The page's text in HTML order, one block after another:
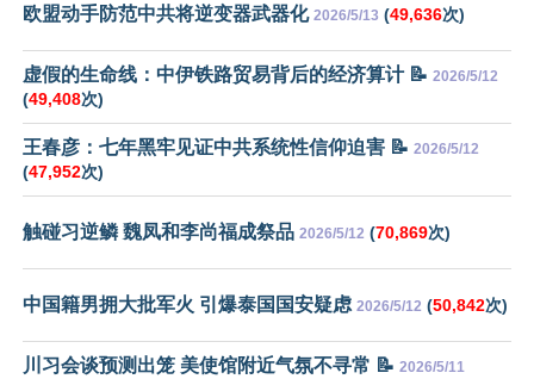
欧盟动手防范中共将逆变器武器化 2026/5/13 (49,636次)
虚假的生命线：中伊铁路贸易背后的经济算计 📝 2026/5/12
(49,408次)
王春彦：七年黑牢见证中共系统性信仰迫害 📝 2026/5/12
(47,952次)
触碰习逆鳞 魏凤和李尚福成祭品 2026/5/12 (70,869次)
中国籍男拥大批军火 引爆泰国国安疑虑 2026/5/12 (50,842次)
川习会谈预测出笼 美使馆附近气氛不寻常 📝 2026/5/11